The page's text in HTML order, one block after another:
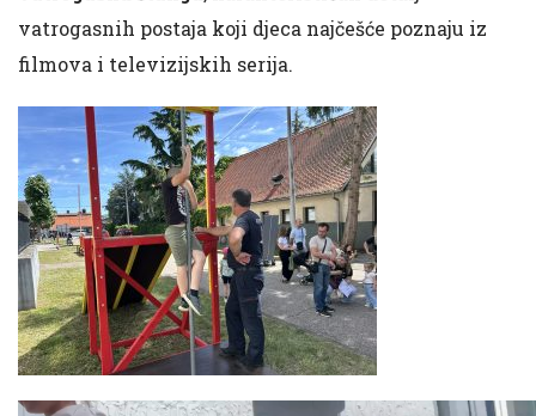
vatrogasnih postaja koji djeca najčešće poznaju iz
filmova i televizijskih serija.